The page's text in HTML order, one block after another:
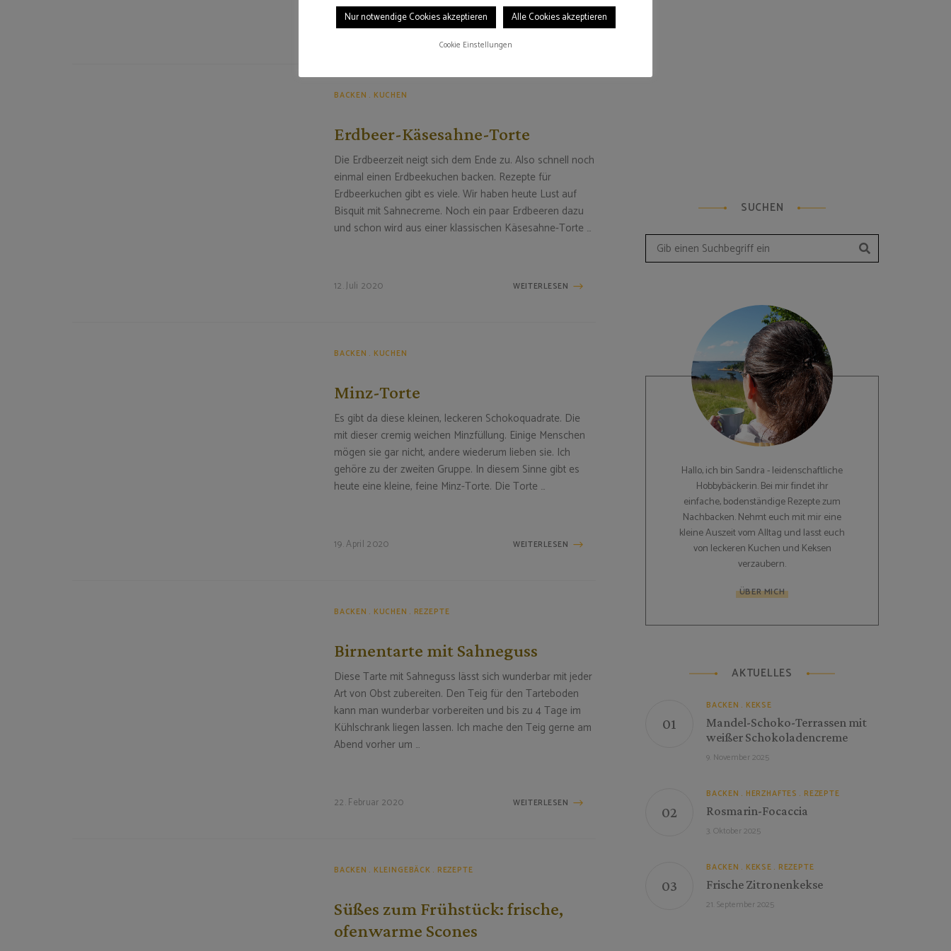
28. Februar 2021 WEITERLESEN
BACKEN KUCHEN
Erdbeer-Käsesahne-Torte
Die Erdbeerzeit neigt sich dem Ende zu. Also schnell noch
einmal einen Erdbeekuchen backen. Rezepte für
Erdbeerkuchen gibt es viele. Wir haben heute Lust auf
Bisquit mit Sahnecreme. Noch ein paar Erdbeeren dazu
und schon wird aus einer klassischen Käsesahne-Torte …
12. Juli 2020 WEITERLESEN
BACKEN KUCHEN
Minz-Torte
Es gibt da diese kleinen, leckeren Schokoquadrate. Die
mit dieser cremig weichen Minzfüllung. Einige Menschen
mögen sie gar nicht, andere wiederum lieben sie. Ich
gehöre zu der zweiten Gruppe. In diesem Sinne gibt es
heute eine kleine, feine Minz-Torte. Die Torte …
19. April 2020 WEITERLESEN
BACKEN KUCHEN REZEPTE
Birnentarte mit Sahneguss
Diese Tarte mit Sahneguss lässt sich wunderbar mit jeder
Art von Obst zubereiten. Den Teig für den Tarteboden
kann man wunderbar vorbereiten und bis zu 4 Tage im
Kühlschrank liegen lassen. Ich mache den Teig gerne am
Abend vorher um …
22. Februar 2020 WEITERLESEN
BACKEN KLEINGEBÄCK REZEPTE
Süßes zum Frühstück: frische,
ofenwarme Scones
SUCHEN
Search
Suchen
Hallo, ich bin Sandra - leidenschaftliche
Hobbybäckerin. Bei mir findet ihr
einfache, bodenständige Rezepte zum
Nachbacken. Nehmt euch mit mir eine
kleine Auszeit vom Alltag und lasst euch
von leckeren Kuchen und Keksen
verzaubern.
ÜBER MICH
AKTUELLES
BACKEN KEKSE
Mandel-Schoko-Terrassen mit
weißer Schokoladencreme
9. November 2025
BACKEN HERZHAFTES REZEPTE
Rosmarin-Focaccia
3. Oktober 2025
BACKEN KEKSE REZEPTE
Frische Zitronenkekse
21. September 2025
Nur notwendige Cookies akzeptieren Alle Cookies akzeptieren
Cookie Einstellungen